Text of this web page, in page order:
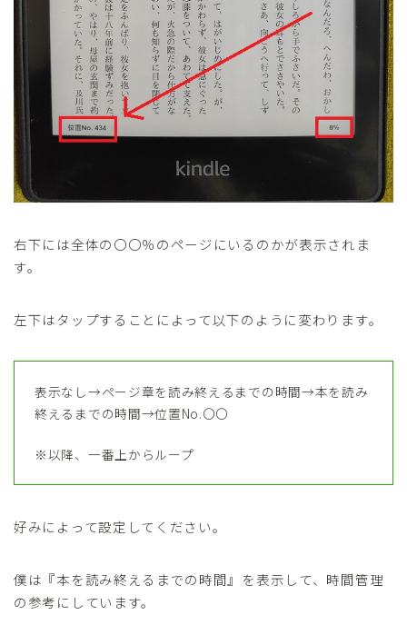
右下には全体の〇〇％のページにいるのかが表示されま
す。
左下はタップすることによって以下のように変わります。
表示なし→ページ章を読み終えるまでの時間→本を読み
終えるまでの時間→位置No.〇〇
※以降、一番上からループ
好みによって設定してください。
僕は『本を読み終えるまでの時間』を表示して、時間管理
の参考にしています。